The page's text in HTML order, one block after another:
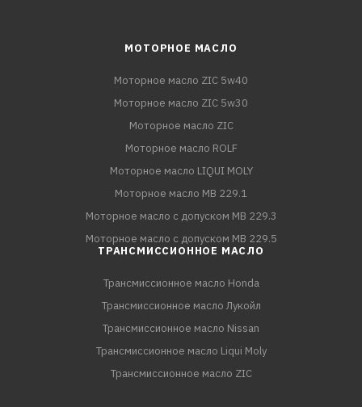
МОТОРНОЕ МАСЛО
Моторное масло ZIC 5w40
Моторное масло ZIC 5w30
Моторное масло ZIC
Моторное масло ROLF
Моторное масло LIQUI MOLY
Моторное масло MB 229.1
Моторное масло с допуском MB 229.3
Моторное масло с допуском MB 229.5
ТРАНСМИССИОННОЕ МАСЛО
Трансмиссионное масло Honda
Трансмиссионное масло Лукойл
Трансмиссионное масло Nissan
Трансмиссионное масло Liqui Moly
Трансмиссионное масло ZIC